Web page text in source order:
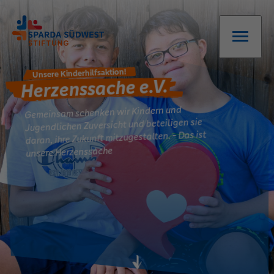
Unsere Kinderhilfsaktion!
Herzenssache e.V.
Gemeinsam schenken wir Kindern und
Jugendlichen Zuversicht und beteiligen sie
daran, ihre Zukunft mitzugestalten. - Das ist
unsere Herzenssache